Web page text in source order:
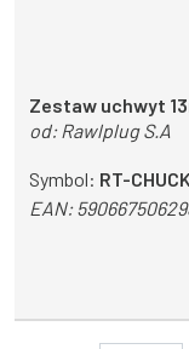
Zestaw uchwyt
od: Rawlplug S.A
Symbol: RT-
EAN: